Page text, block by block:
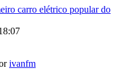
carro elétrico popular do
ivanfm